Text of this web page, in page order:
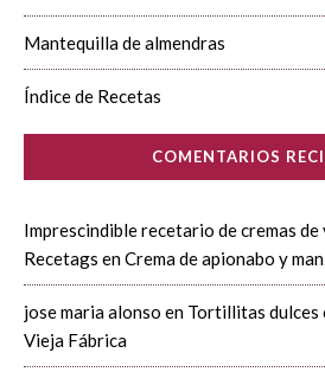
Mantequilla de almendras
Índice de Recetas
COMENTARIOS
Imprescindible recetario de cremas
Recetags enCrema de apionabo y
jose maria alonso en Tortillitas dulces
Vieja Fábrica